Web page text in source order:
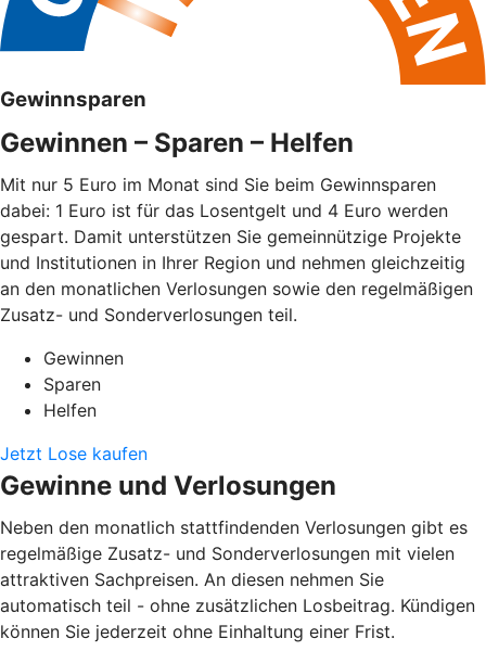
Gewinnsparen
Gewinnen – Sparen – Helfen
Mit nur 5 Euro im Monat sind Sie beim Gewinnsparen
dabei: 1 Euro ist für das Losentgelt und 4 Euro werden
gespart. Damit unterstützen Sie gemeinnützige Projekte
und Institutionen in Ihrer Region und nehmen gleichzeitig
an den monatlichen Verlosungen sowie den regelmäßigen
Zusatz- und Sonderverlosungen teil.
Gewinnen
Sparen
Helfen
Jetzt Lose kaufen
Gewinne und Verlosungen
Neben den monatlich stattfindenden Verlosungen gibt es
regelmäßige Zusatz- und Sonderverlosungen mit vielen
attraktiven Sachpreisen. An diesen nehmen Sie
automatisch teil - ohne zusätzlichen Losbeitrag. Kündigen
können Sie jederzeit ohne Einhaltung einer Frist.